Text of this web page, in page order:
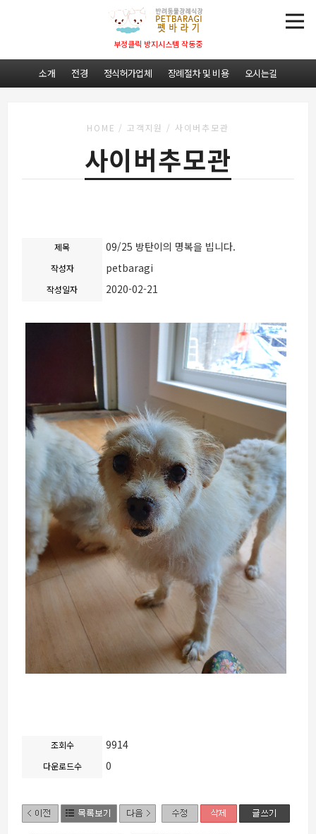
부정클릭 방지시스템 작동중
소개 전경 정식허가업체 장례절차 및 비용 오시는길
HOME /고객지원 / 사이버추모관
사이버추모관
제목 09/25 방탄이의 명복을 빕니다.
작성자 petbaragi
작성일자 2020-02-21
조회수 9914
다운로드수 0